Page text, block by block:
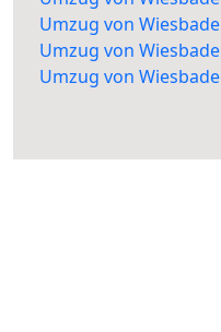
Umzug von
Umzug von
Umzug von